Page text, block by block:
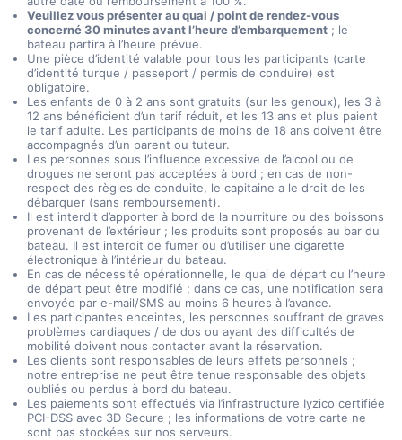
Veuillez vous présenter au quai / point de rendez-vous
concerné 30 minutes avant l’heure d’embarquement ; le
bateau partira à l’heure prévue.
Une pièce d’identité valable pour tous les participants (carte
d’identité turque / passeport / permis de conduire) est
obligatoire.
Les enfants de 0 à 2 ans sont gratuits (sur les genoux), les 3 à
12 ans bénéficient d’un tarif réduit, et les 13 ans et plus paient
le tarif adulte. Les participants de moins de 18 ans doivent être
accompagnés d’un parent ou tuteur.
Les personnes sous l’influence excessive de l’alcool ou de
drogues ne seront pas acceptées à bord ; en cas de non-
respect des règles de conduite, le capitaine a le droit de les
débarquer (sans remboursement).
Il est interdit d’apporter à bord de la nourriture ou des boissons
provenant de l’extérieur ; les produits sont proposés au bar du
bateau. Il est interdit de fumer ou d’utiliser une cigarette
électronique à l’intérieur du bateau.
En cas de nécessité opérationnelle, le quai de départ ou l’heure
de départ peut être modifié ; dans ce cas, une notification sera
envoyée par e-mail/SMS au moins 6 heures à l’avance.
Les participantes enceintes, les personnes souffrant de graves
problèmes cardiaques / de dos ou ayant des difficultés de
mobilité doivent nous contacter avant la réservation.
Les clients sont responsables de leurs effets personnels ;
notre entreprise ne peut être tenue responsable des objets
oubliés ou perdus à bord du bateau.
Les paiements sont effectués via l’infrastructure Iyzico certifiée
PCI-DSS avec 3D Secure ; les informations de votre carte ne
sont pas stockées sur nos serveurs.